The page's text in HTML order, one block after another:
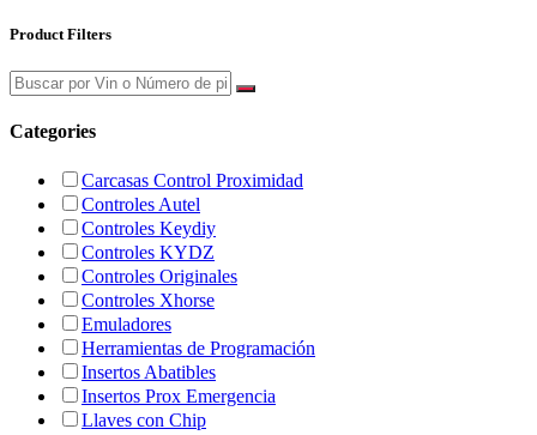
Product Filters
Categories
Carcasas Control Proximidad
Controles Autel
Controles Keydiy
Controles KYDZ
Controles Originales
Controles Xhorse
Emuladores
Herramientas de Programación
Insertos Abatibles
Insertos Prox Emergencia
Llaves con Chip